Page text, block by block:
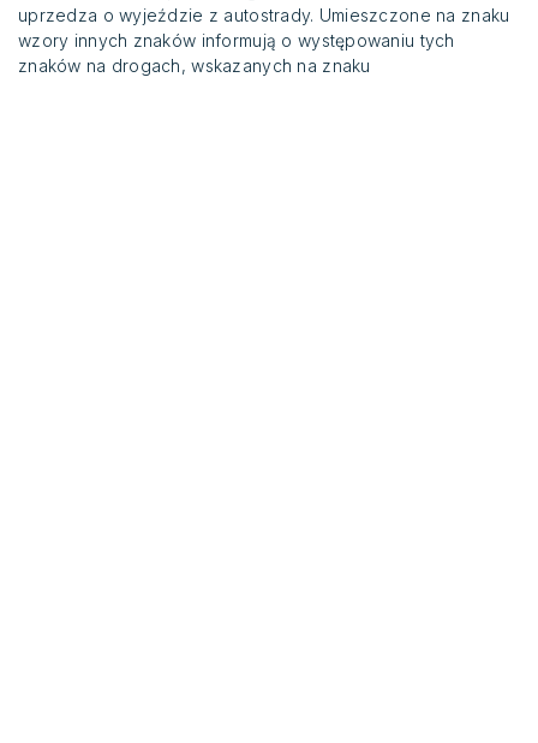
uprzedza o wyjeździe z autostrady. Umieszczone na znaku
wzory innych znaków informują o występowaniu tych
znaków na drogach, wskazanych na znaku